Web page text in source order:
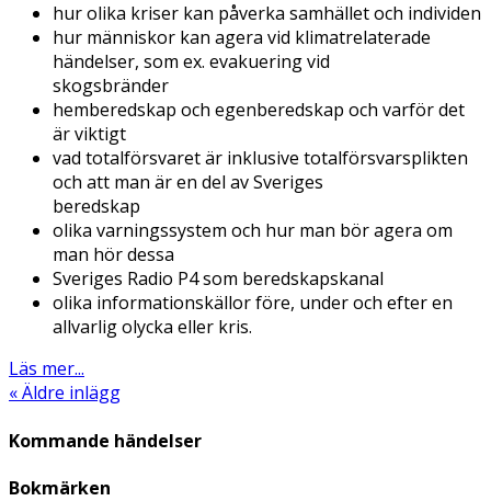
hur olika kriser kan påverka samhället och individen
hur människor kan agera vid klimatrelaterade
händelser, som ex. evakuering vid
skogsbränder
hemberedskap och egenberedskap och varför det
är viktigt
vad totalförsvaret är inklusive totalförsvarsplikten
och att man är en del av Sveriges
beredskap
olika varningssystem och hur man bör agera om
man hör dessa
Sveriges Radio P4 som beredskapskanal
olika informationskällor före, under och efter en
allvarlig olycka eller kris.
Läs mer...
« Äldre inlägg
Kommande händelser
Bokmärken